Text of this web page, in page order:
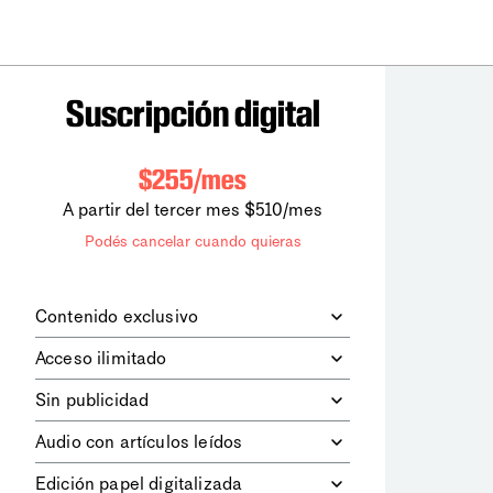
Suscripción digital
$255/mes
A partir del tercer mes $510/mes
Podés cancelar cuando quieras
Contenido exclusivo
digitales dela diaria
los contenidos de Le Monde
diplomatique.
Acceso ilimitado
contenidos.
Sin publicidad
publicitarios.
Audio con artículos leídos
Edición papel digitalizada